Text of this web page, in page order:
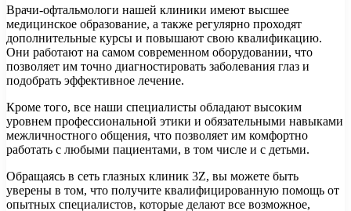
Врачи-офтальмологи нашей клиники имеют высшее
медицинское образование, а также регулярно проходят
дополнительные курсы и повышают свою квалификацию.
Они работают на самом современном оборудовании, что
позволяет им точно диагностировать заболевания глаз и
подобрать эффективное лечение.
Кроме того, все наши специалисты обладают высоким
уровнем профессиональной этики и обязательными навыками
межличностного общения, что позволяет им комфортно
работать с любыми пациентами, в том числе и с детьми.
Обращаясь в сеть глазных клиник 3Z, вы можете быть
уверены в том, что получите квалифицированную помощь от
опытных специалистов, которые делают все возможное,